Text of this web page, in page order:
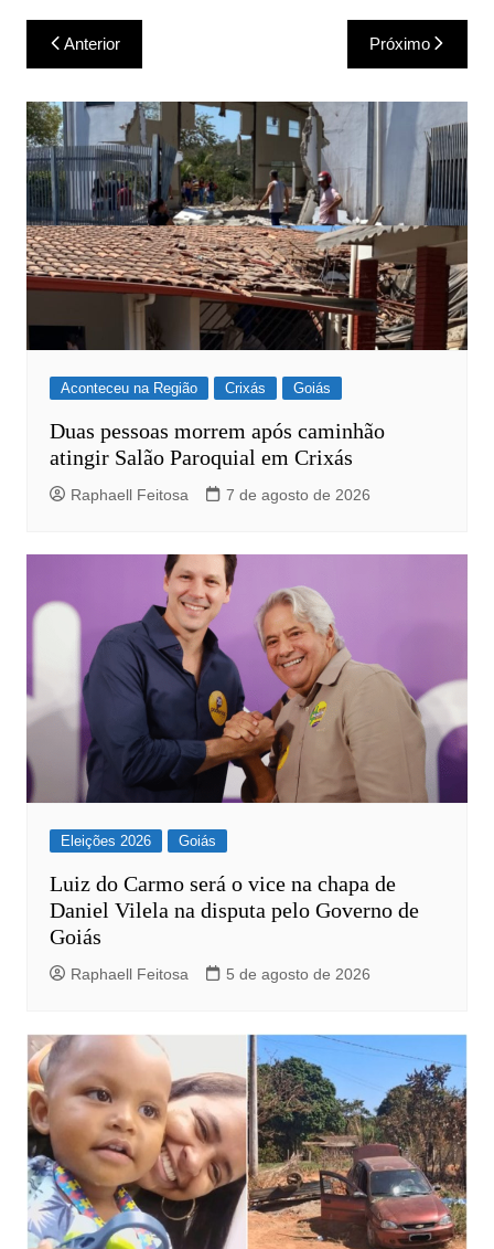
Navegação
de
Post
Anterior Próximo
Aconteceu na Região Crixás Goiás
Duas pessoas morrem após caminhão
atingir Salão Paroquial em Crixás
Raphaell Feitosa 7 de agosto de 2026
Eleições 2026 Goiás
Luiz do Carmo será o vice na chapa de
Daniel Vilela na disputa pelo Governo de
Goiás
Raphaell Feitosa 5 de agosto de 2026